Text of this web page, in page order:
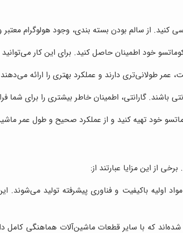
کنید. از سالم بودن بسته بندی، وجود هولوگرام
خود اطمینان حاصل کنید. برای این کار
عمر طولانی‌تری دارند و عملکرد بهتری را ارائه
باشند. گارانتی، اطمینان خاطر بیشتری را برای شما
خود تهیه کنید و از عملکرد صحیح و طول عمر
از این مزایا عبارتند از:
مواد اولیه باکیفیت و فناوری پیشرفته تولید
که با سایر قطعات ماشین‌آلات هماهنگی کامل